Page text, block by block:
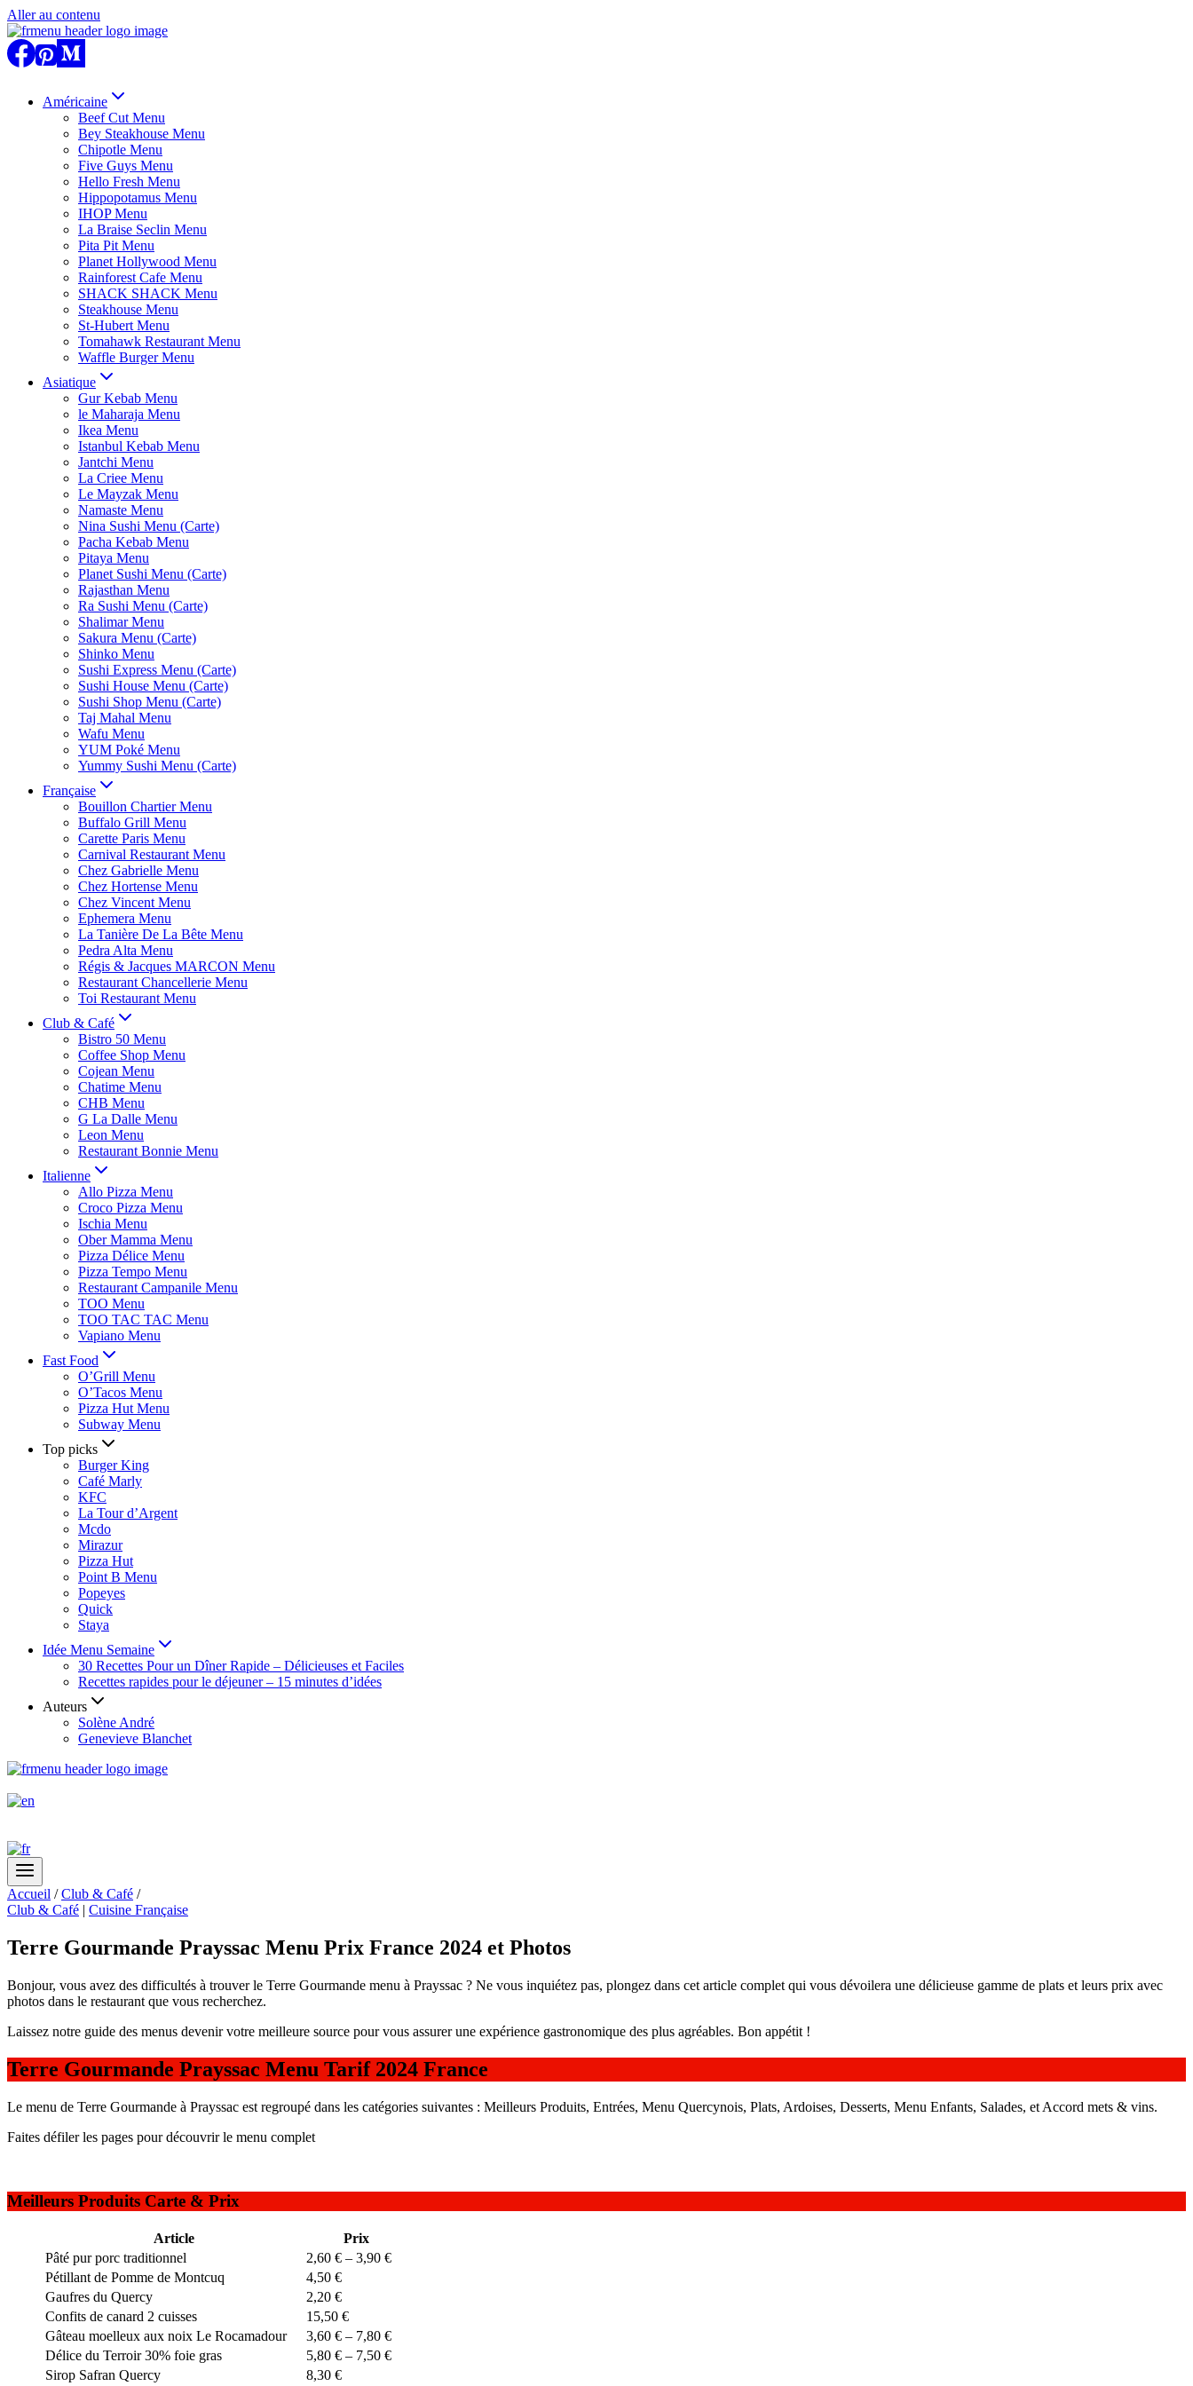
Aller au contenu
Américaine
Beef Cut Menu
Bey Steakhouse Menu
Chipotle Menu
Five Guys Menu
Hello Fresh Menu
Hippopotamus Menu
IHOP Menu
La Braise Seclin Menu
Pita Pit Menu
Planet Hollywood Menu
Rainforest Cafe Menu
SHACK SHACK Menu
Steakhouse Menu
St-Hubert Menu
Tomahawk Restaurant Menu
Waffle Burger Menu
Asiatique
Gur Kebab Menu
le Maharaja Menu
Ikea Menu
Istanbul Kebab Menu
Jantchi Menu
La Criee Menu
Le Mayzak Menu
Namaste Menu
Nina Sushi Menu (Carte)
Pacha Kebab Menu
Pitaya Menu
Planet Sushi Menu (Carte)
Rajasthan Menu
Ra Sushi Menu (Carte)
Shalimar Menu
Sakura Menu (Carte)
Shinko Menu
Sushi Express Menu (Carte)
Sushi House Menu (Carte)
Sushi Shop Menu (Carte)
Taj Mahal Menu
Wafu Menu
YUM Poké Menu
Yummy Sushi Menu (Carte)
Française
Bouillon Chartier Menu
Buffalo Grill Menu
Carette Paris Menu
Carnival Restaurant Menu
Chez Gabrielle Menu
Chez Hortense Menu
Chez Vincent Menu
Ephemera Menu
La Tanière De La Bête Menu
Pedra Alta Menu
Régis & Jacques MARCON Menu
Restaurant Chancellerie Menu
Toi Restaurant Menu
Club & Café
Bistro 50 Menu
Coffee Shop Menu
Cojean Menu
Chatime Menu
CHB Menu
G La Dalle Menu
Leon Menu
Restaurant Bonnie Menu
Italienne
Allo Pizza Menu
Croco Pizza Menu
Ischia Menu
Ober Mamma Menu
Pizza Délice Menu
Pizza Tempo Menu
Restaurant Campanile Menu
TOO Menu
TOO TAC TAC Menu
Vapiano Menu
Fast Food
O’Grill Menu
O’Tacos Menu
Pizza Hut Menu
Subway Menu
Top picks
Burger King
Café Marly
KFC
La Tour d’Argent
Mcdo
Mirazur
Pizza Hut
Point B Menu
Popeyes
Quick
Staya
Idée Menu Semaine
30 Recettes Pour un Dîner Rapide – Délicieuses et Faciles
Recettes rapides pour le déjeuner – 15 minutes d’idées
Auteurs
Solène André
Genevieve Blanchet
Accueil / Club & Café /
Club & Café | Cuisine Française
Terre Gourmande Prayssac Menu Prix France 2024 et Photos
Bonjour, vous avez des difficultés à trouver le Terre Gourmande menu à Prayssac ? Ne vous inquiétez pas, plongez dans cet article complet qui vous dévoilera une délicieuse gamme de plats et leurs prix avec
photos dans le restaurant que vous recherchez.
Laissez notre guide des menus devenir votre meilleure source pour vous assurer une expérience gastronomique des plus agréables. Bon appétit !
Terre Gourmande Prayssac Menu Tarif 2024 France
Le menu de Terre Gourmande à Prayssac est regroupé dans les catégories suivantes : Meilleurs Produits, Entrées, Menu Quercynois, Plats, Ardoises, Desserts, Menu Enfants, Salades, et Accord mets & vins.
Faites défiler les pages pour découvrir le menu complet
Meilleurs Produits Carte & Prix
Article
Prix
Pâté pur porc traditionnel
2,60 € – 3,90 €
Pétillant de Pomme de Montcuq
4,50 €
Gaufres du Quercy
2,20 €
Confits de canard 2 cuisses
15,50 €
Gâteau moelleux aux noix Le Rocamadour
3,60 € – 7,80 €
Délice du Terroir 30% foie gras
5,80 € – 7,50 €
Sirop Safran Quercy
8,30 €